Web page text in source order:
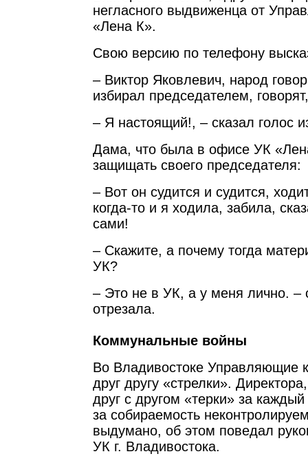
негласного выдвиженца от
«Лена К».
Свою версию по телефону
– Виктор Яковлевич, народ
избирал председателем,
– Я настоящий!, – сказал голос
Дама, что была в офисе УК
защищать своего председателя:
– Вот он судится и судится,
когда-то и я ходила, забила,
сами!
– Скажите, а почему тогда
УК?
– Это не в УК, а у меня лично. –
отрезала.
Коммунальные войны
Во Владивостоке Управляющие
друг другу «стрелки».
друг с другом «терки» за
за собираемость
выдумано, об этом поведал
УК г. Владивостока.